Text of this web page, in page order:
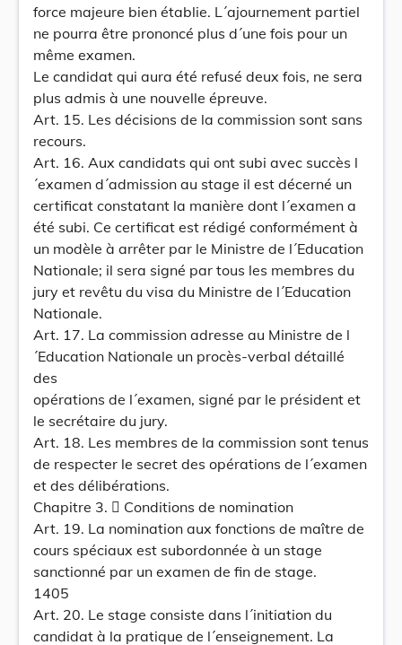
force majeure bien établie. L´ajournement partiel
ne pourra être prononcé plus d´une fois pour un
même examen.
Le candidat qui aura été refusé deux fois, ne sera
plus admis à une nouvelle épreuve.
Art. 15. Les décisions de la commission sont sans
recours.
Art. 16. Aux candidats qui ont subi avec succès l
´examen d´admission au stage il est décerné un
certificat constatant la manière dont l´examen a
été subi. Ce certificat est rédigé conformément à
un modèle à arrêter par le Ministre de l´Education
Nationale; il sera signé par tous les membres du
jury et revêtu du visa du Ministre de l´Education
Nationale.
Art. 17. La commission adresse au Ministre de l
´Education Nationale un procès-verbal détaillé
des
opérations de l´examen, signé par le président et
le secrétaire du jury.
Art. 18. Les membres de la commission sont tenus
de respecter le secret des opérations de l´examen
et des délibérations.
Chapitre 3.  Conditions de nomination
Art. 19. La nomination aux fonctions de maître de
cours spéciaux est subordonnée à un stage
sanctionné par un examen de fin de stage.
1405
Art. 20. Le stage consiste dans l´initiation du
candidat à la pratique de l´enseignement. La